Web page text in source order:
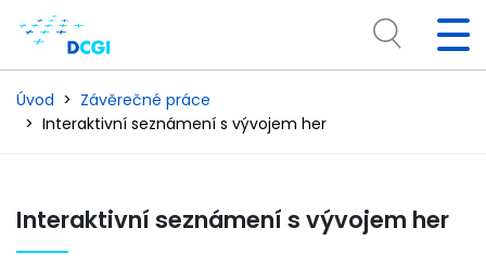
Úvod
Závěrečné práce
Interaktivní seznámení s vývojem her
Interaktivní seznámení s vývojem her